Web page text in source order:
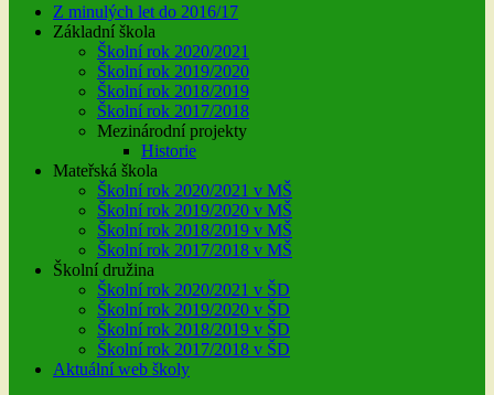
Z minulých let do 2016/17
Základní škola
Školní rok 2020/2021
Školní rok 2019/2020
Školní rok 2018/2019
Školní rok 2017/2018
Mezinárodní projekty
Historie
Mateřská škola
Školní rok 2020/2021 v MŠ
Školní rok 2019/2020 v MŠ
Školní rok 2018/2019 v MŠ
Školní rok 2017/2018 v MŠ
Školní družina
Školní rok 2020/2021 v ŠD
Školní rok 2019/2020 v ŠD
Školní rok 2018/2019 v ŠD
Školní rok 2017/2018 v ŠD
Aktuální web školy